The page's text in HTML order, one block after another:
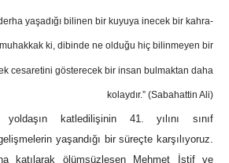
yaşadığı bilinen bir kuyuya inecek bir kahra-
ki, dibinde ne olduğu hiç bilinmeyen bir
cesaretini gösterecek bir insan bulmaktan daha
kolaydır.” (Sabahattin Ali)
yoldaşın katledilişinin 41. yılını sınıf
yaşandığı bir süreçte karşılıyoruz.
katılarak ölümsüzleşen Mehmet İstif ve